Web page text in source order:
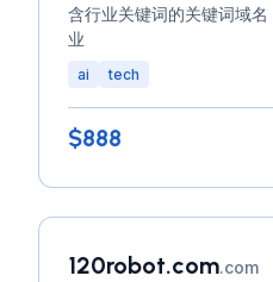
含行业关键词的关键词域
业
ai tech
$888
120robot.com.com